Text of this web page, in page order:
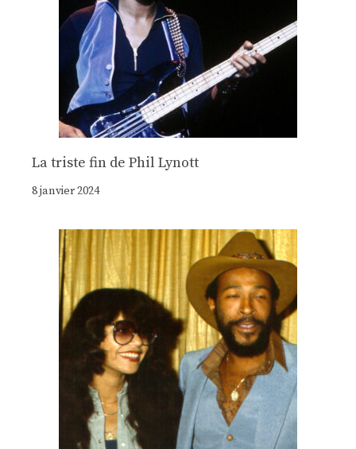
La triste fin de Phil Lynott
8 janvier 2024